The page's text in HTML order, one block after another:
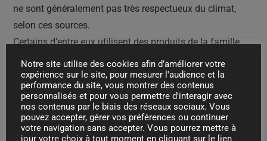
ne sont généralement pas très respectueux du climat,
selon ces sources.
Certains d’entre eux utilisent des produits de la famille
des synthétiques, et selon des recherches publiées dans
la revue scientifique peu recommandable MDPI, les
matériaux d’origine naturelle ne sont pas aussi solides et
résistants dans le temps que le vrai cuir. L’environnement
semblent tous être liés de près ou de loin à l’industrie.
Notre site utilise des cookies afin d’améliorer votre
expérience sur le site, pour mesurer l'audience et la
performance du site, vous montrer des contenus
personnalisés et pour vous permettre d'interagir avec
nos contenus par le biais des réseaux sociaux. Vous
pouvez accepter, gérer vos préférences ou continuer
votre navigation sans accepter. Vous pourrez mettre à
jour votre choix à tout moment en cliquant sur le lien